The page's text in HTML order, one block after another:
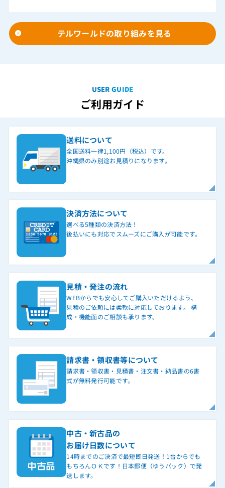
テルワールドの取り組みを見る
USER GUIDE
ご利用ガイド
送料について
全国送料一律1,100円（税込）です。
沖縄県のみ別途お見積りになります。
決済方法について
選べる5種類の決済方法！
後払いにも対応でスムーズにご購入が可能です。
見積・発注の流れ
WEBからでも安心してご購入いただけるよう、
見積のご依頼には柔軟に対応しております。 構
成・機能面のご相談も承ります。
請求書・領収書等について
請求書・領収書・見積書・注文書・納品書の6書
式が無料発行可能です。
中古・新古品の
お届け日数について
14時までのご決済で最短即日発送！1台からでも
もちろんＯＫです！日本郵便（ゆうパック）で発
送します。